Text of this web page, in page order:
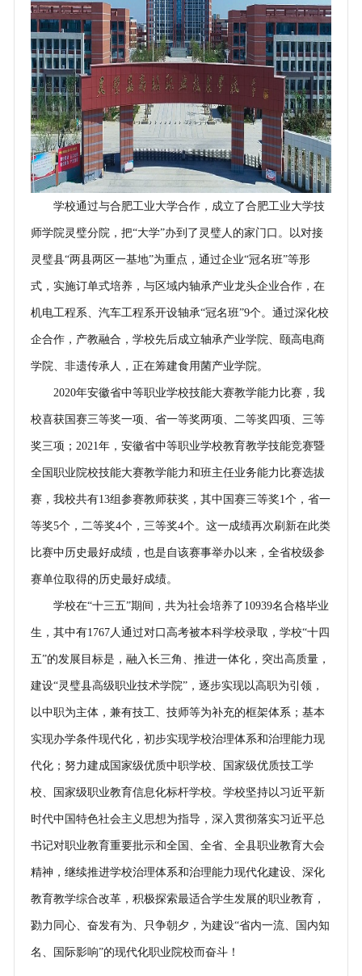
学校通过与合肥工业大学合作，成立了合肥工业大学技
师学院灵璧分院，把“大学”办到了灵璧人的家门口。以对接
灵璧县“两县两区一基地”为重点，通过企业“冠名班”等形
式，实施订单式培养，与区域内轴承产业龙头企业合作，在
机电工程系、汽车工程系开设轴承“冠名班”9个。通过深化校
企合作，产教融合，学校先后成立轴承产业学院、颐高电商
学院、非遗传承人，正在筹建食用菌产业学院。
2020年安徽省中等职业学校技能大赛教学能力比赛，我
校喜获国赛三等奖一项、省一等奖两项、二等奖四项、三等
奖三项；2021年，安徽省中等职业学校教育教学技能竞赛暨
全国职业院校技能大赛教学能力和班主任业务能力比赛选拔
赛，我校共有13组参赛教师获奖，其中国赛三等奖1个，省一
等奖5个，二等奖4个，三等奖4个。这一成绩再次刷新在此类
比赛中历史最好成绩，也是自该赛事举办以来，全省校级参
赛单位取得的历史最好成绩。
学校在“十三五”期间，共为社会培养了10939名合格毕业
生，其中有1767人通过对口高考被本科学校录取，学校“十四
五”的发展目标是，融入长三角、推进一体化，突出高质量，
建设“灵璧县高级职业技术学院”，逐步实现以高职为引领，
以中职为主体，兼有技工、技师等为补充的框架体系；基本
实现办学条件现代化，初步实现学校治理体系和治理能力现
代化；努力建成国家级优质中职学校、国家级优质技工学
校、国家级职业教育信息化标杆学校。学校坚持以习近平新
时代中国特色社会主义思想为指导，深入贯彻落实习近平总
书记对职业教育重要批示和全国、全省、全县职业教育大会
精神，继续推进学校治理体系和治理能力现代化建设、深化
教育教学综合改革，积极探索最适合学生发展的职业教育，
勠力同心、奋发有为、只争朝夕，为建设“省内一流、国内知
名、国际影响”的现代化职业院校而奋斗！